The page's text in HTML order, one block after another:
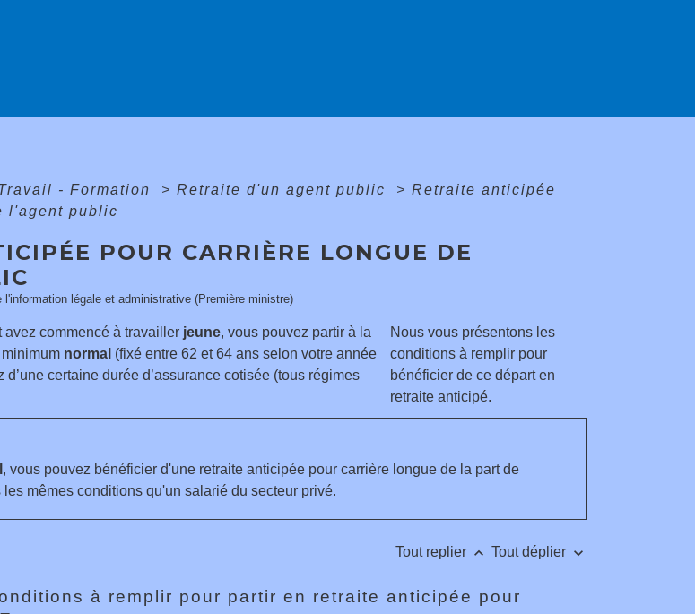
- Formation > Retraite d'un agent public > Retraite anticipée
l'agent public
POUR CARRIÈRE LONGUE DE
légale et administrative (Première ministre)
avez commencé à travailler jeune, vous pouvez partir à la
normal (fixé entre 62 et 64 ans selon votre année
certaine durée d’assurance cotisée (tous régimes
Nous vous présentons les
conditions à remplir pour
bénéficier de ce départ en
retraite anticipé.
, vous pouvez bénéficier d'une retraite anticipée pour carrière longue de la part de
les mêmes conditions qu'un salarié du secteur privé.
Tout replier keyboard_arrow_up Tout déplier keyboard_arrow_down
à remplir pour partir en retraite anticipée pour